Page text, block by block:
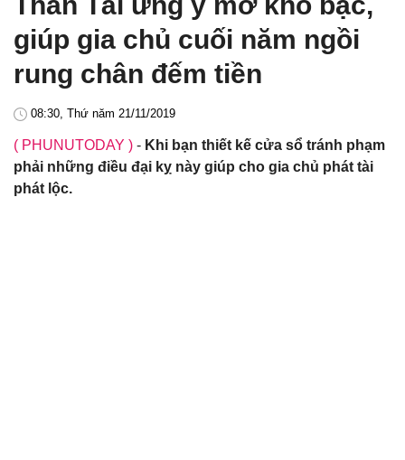
giúp gia chủ cuối năm ngồi
rung chân đếm tiền
08:30, Thứ năm 21/11/2019
( PHUNUTODAY ) - Khi bạn thiết kế cửa sổ tránh phạm
phải những điều đại kỵ này giúp cho gia chủ phát tài
phát lộc.